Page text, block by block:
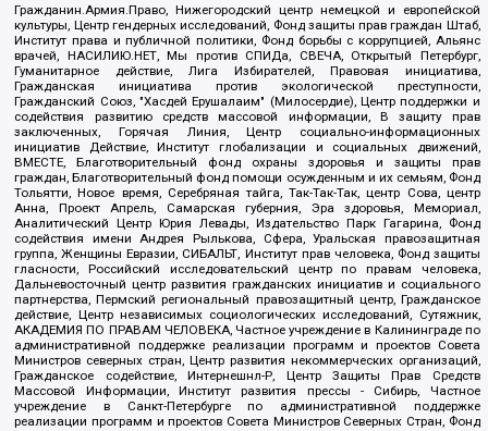
Гражданин.Армия.Право, Нижегородский центр немецкой и европейской
культуры, Центр гендерных исследований, Фонд защиты прав граждан Штаб,
Институт права и публичной политики, Фонд борьбы с коррупцией, Альянс
врачей, НАСИЛИЮ.НЕТ, Мы против СПИДа, СВЕЧА, Открытый Петербург,
Гуманитарное действие, Лига Избирателей, Правовая инициатива,
Гражданская инициатива против экологической преступности,
Гражданский Союз, "Хасдей Ерушалаим" (Милосердие), Центр поддержки и
содействия развитию средств массовой информации, В защиту прав
заключенных, Горячая Линия, Центр социально-информационных
инициатив Действие, Институт глобализации и социальных движений,
ВМЕСТЕ, Благотворительный фонд охраны здоровья и защиты прав
граждан, Благотворительный фонд помощи осужденным и их семьям, Фонд
Тольятти, Новое время, Серебряная тайга, Так-Так-Так, центр Сова, центр
Анна, Проект Апрель, Самарская губерния, Эра здоровья, Мемориал,
Аналитический Центр Юрия Левады, Издательство Парк Гагарина, Фонд
содействия имени Андрея Рылькова, Сфера, Уральская правозащитная
группа, Женщины Евразии, СИБАЛЬТ, Институт прав человека, Фонд защиты
гласности, Российский исследовательский центр по правам человека,
Дальневосточный центр развития гражданских инициатив и социального
партнерства, Пермский региональный правозащитный центр, Гражданское
действие, Центр независимых социологических исследований, Сутяжник,
АКАДЕМИЯ ПО ПРАВАМ ЧЕЛОВЕКА, Частное учреждение в Калининграде по
административной поддержке реализации программ и проектов Совета
Министров северных стран, Центр развития некоммерческих организаций,
Гражданское содействие, Интернешнл-Р, Центр Защиты Прав Средств
Массовой Информации, Институт развития прессы - Сибирь, Частное
учреждение в Санкт-Петербурге по административной поддержке
реализации программ и проектов Совета Министров Северных Стран, Фонд